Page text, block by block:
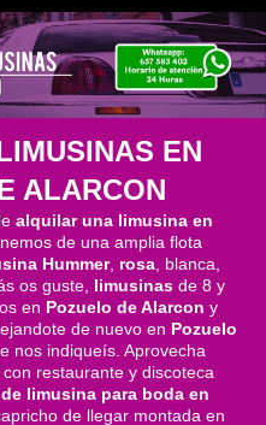
EN
ALARCON
alquilar una limusina en
de una amplia flota
Hummer, rosa, blanca,
os guste, limusinas de 8 y
en Pozuelo de Alarcon y
de nuevo en Pozuelo
nos indiqueís. Aprovecha
restaurante y discoteca
limusina para boda en
de llegar montada en